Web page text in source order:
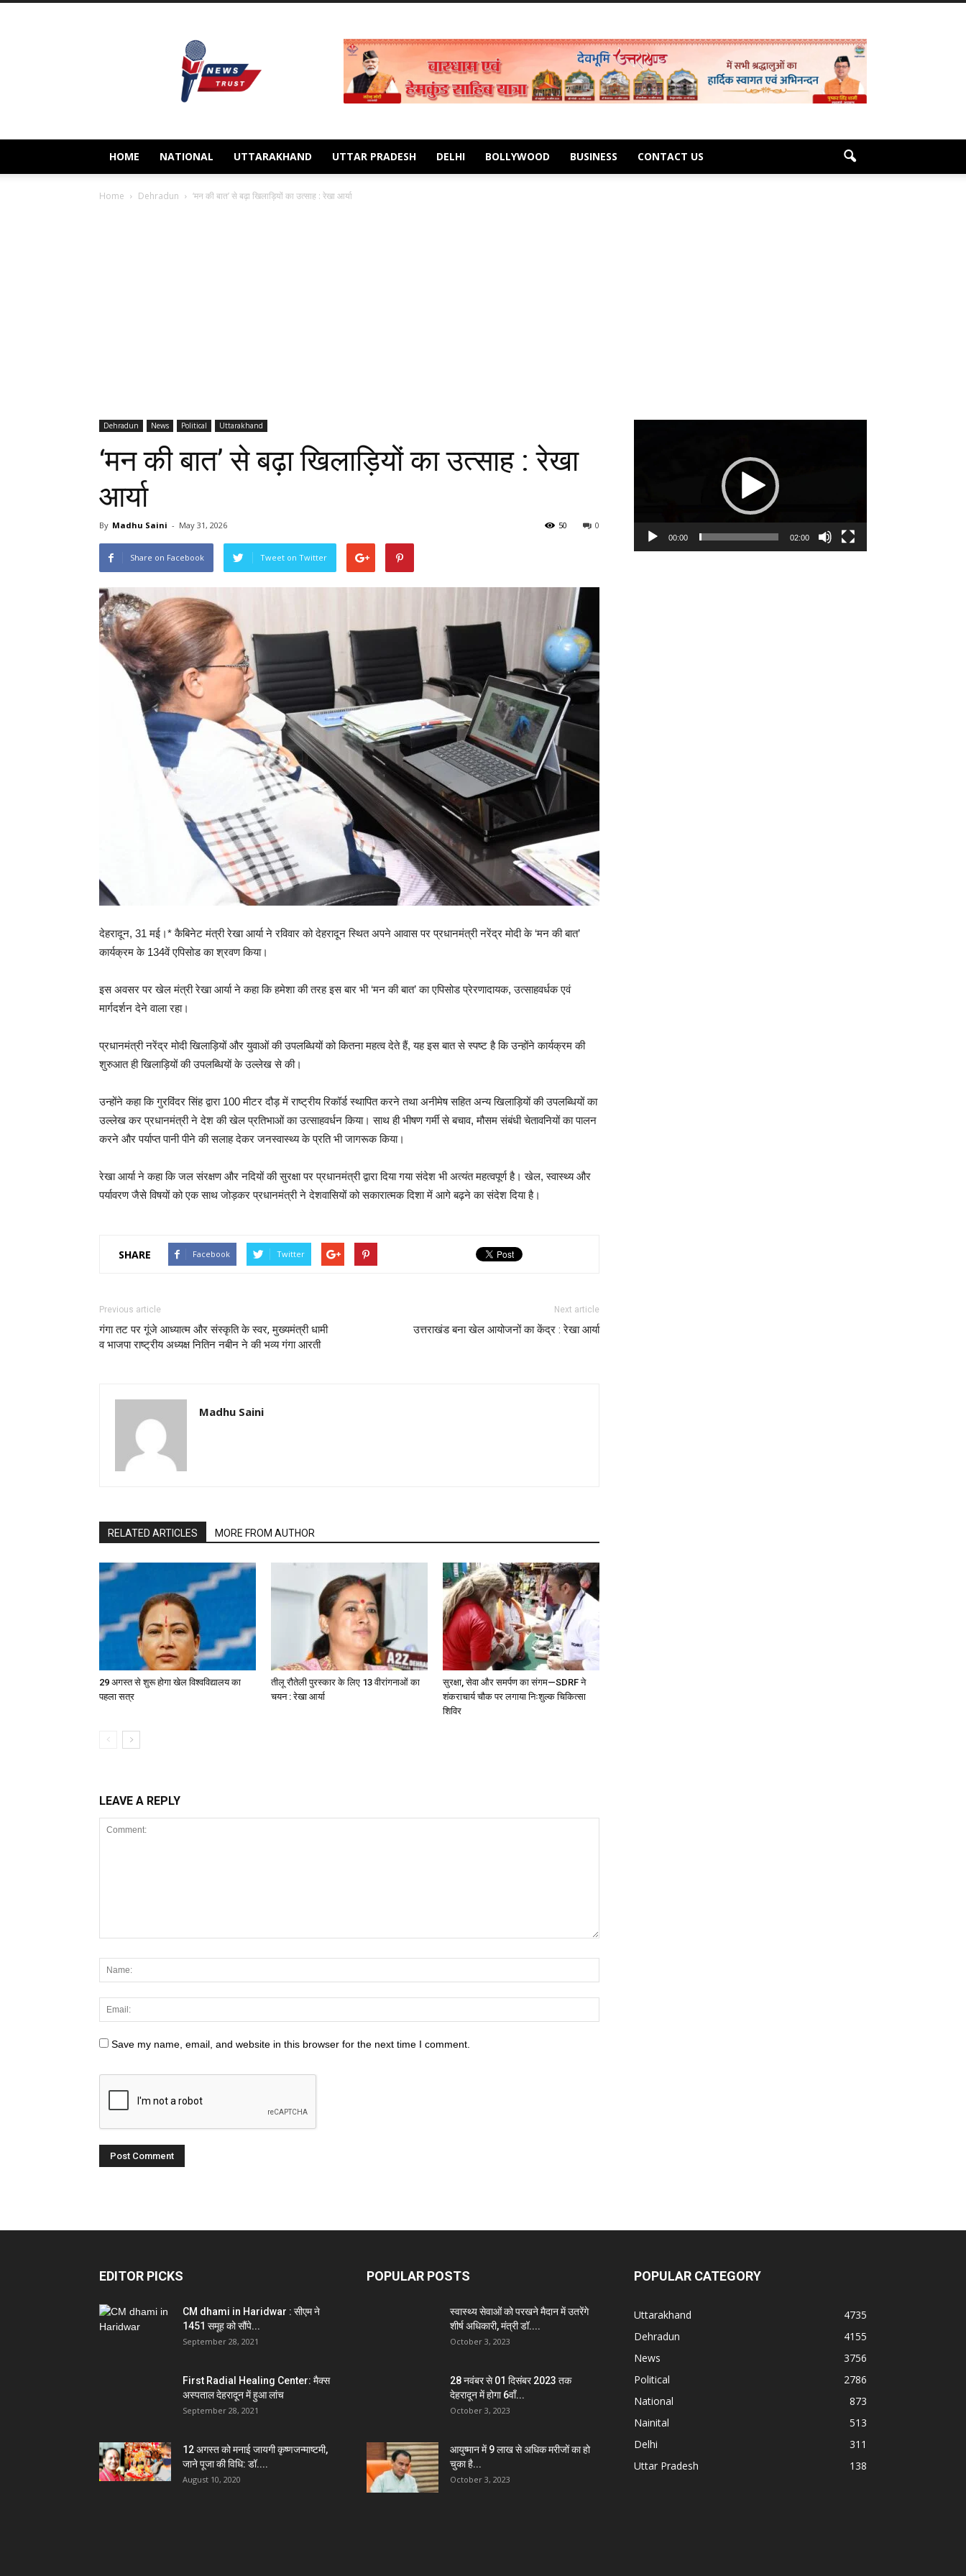
Newstrust.live
HOME NATIONAL UTTARAKHAND UTTAR PRADESH DELHI BOLLYWOOD BUSINESS CONTACT US
Home Dehradun ‘मन की बात’ से बढ़ा खिलाड़ियों का उत्साह : रेखा आर्या
Dehradun News Political Uttarakhand
‘मन की बात’ से बढ़ा खिलाड़ियों का उत्साह : रेखा
आर्या
By Madhu Saini - May 31, 2026 0
50
Share on Facebook Tweet on Twitter
देहरादून, 31 मई।* कैबिनेट मंत्री रेखा आर्या ने रविवार को देहरादून स्थित अपने आवास पर प्रधानमंत्री नरेंद्र मोदी के ‘मन की बात’
कार्यक्रम के 134वें एपिसोड का श्रवण किया।
इस अवसर पर खेल मंत्री रेखा आर्या ने कहा कि हमेशा की तरह इस बार भी ‘मन की बात’ का एपिसोड प्रेरणादायक, उत्साहवर्धक एवं
मार्गदर्शन देने वाला रहा।
प्रधानमंत्री नरेंद्र मोदी खिलाड़ियों और युवाओं की उपलब्धियों को कितना महत्व देते हैं, यह इस बात से स्पष्ट है कि उन्होंने कार्यक्रम की
शुरुआत ही खिलाड़ियों की उपलब्धियों के उल्लेख से की।
उन्होंने कहा कि गुरविंदर सिंह द्वारा 100 मीटर दौड़ में राष्ट्रीय रिकॉर्ड स्थापित करने तथा अनीमेष सहित अन्य खिलाड़ियों की उपलब्धियों का
उल्लेख कर प्रधानमंत्री ने देश की खेल प्रतिभाओं का उत्साहवर्धन किया। साथ ही भीषण गर्मी से बचाव, मौसम संबंधी चेतावनियों का पालन
करने और पर्याप्त पानी पीने की सलाह देकर जनस्वास्थ्य के प्रति भी जागरूक किया।
रेखा आर्या ने कहा कि जल संरक्षण और नदियों की सुरक्षा पर प्रधानमंत्री द्वारा दिया गया संदेश भी अत्यंत महत्वपूर्ण है। खेल, स्वास्थ्य और
पर्यावरण जैसे विषयों को एक साथ जोड़कर प्रधानमंत्री ने देशवासियों को सकारात्मक दिशा में आगे बढ़ने का संदेश दिया है।
SHARE Facebook Twitter
Previous article
गंगा तट पर गूंजे आध्यात्म और संस्कृति के स्वर, मुख्यमंत्री धामी
व भाजपा राष्ट्रीय अध्यक्ष नितिन नबीन ने की भव्य गंगा आरती
Next article
उत्तराखंड बना खेल आयोजनों का केंद्र : रेखा आर्या
Madhu Saini
RELATED ARTICLES MORE FROM AUTHOR
29 अगस्त से शुरू होगा खेल विश्वविद्यालय का
पहला सत्र
तीलू रौतेली पुरस्कार के लिए 13 वीरांगनाओं का
चयन : रेखा आर्या
सुरक्षा, सेवा और समर्पण का संगम—SDRF ने
शंकराचार्य चौक पर लगाया निःशुल्क चिकित्सा
शिविर
LEAVE A REPLY
Save my name, email, and website in this browser for the next time I comment.
00:00 02:00
EDITOR PICKS
CM dhami in Haridwar : सीएम ने
1451 समूह को सौंपे...
September 28, 2021
First Radial Healing Center: मैक्स
अस्पताल देहरादून में हुआ लांच
September 28, 2021
12 अगस्त को मनाई जायगी कृष्णजन्माष्टमी,
जाने पूजा की विधि: डॉ....
August 10, 2020
POPULAR POSTS
स्वास्थ्य सेवाओं को परखने मैदान में उतरेंगे
शीर्ष अधिकारी, मंत्री डॉ....
October 3, 2023
28 नवंबर से 01 दिसंबर 2023 तक
देहरादून में होगा 6वाँ...
October 3, 2023
आयुष्मान में 9 लाख से अधिक मरीजों का हो
चुका है...
October 3, 2023
POPULAR CATEGORY
Uttarakhand
4735
Dehradun
4155
News
3756
Political
2786
National
873
Nainital
513
Delhi
311
Uttar Pradesh
138